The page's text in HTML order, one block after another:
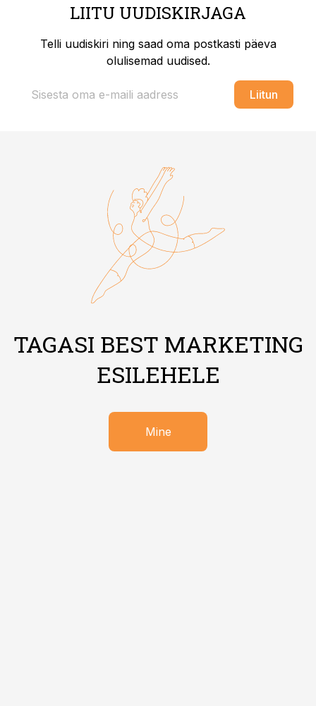
LIITU UUDISKIRJAGA
Telli uudiskiri ning saad oma postkasti päeva
olulisemad uudised.
Liitun
TAGASI BEST MARKETING
ESILEHELE
Mine